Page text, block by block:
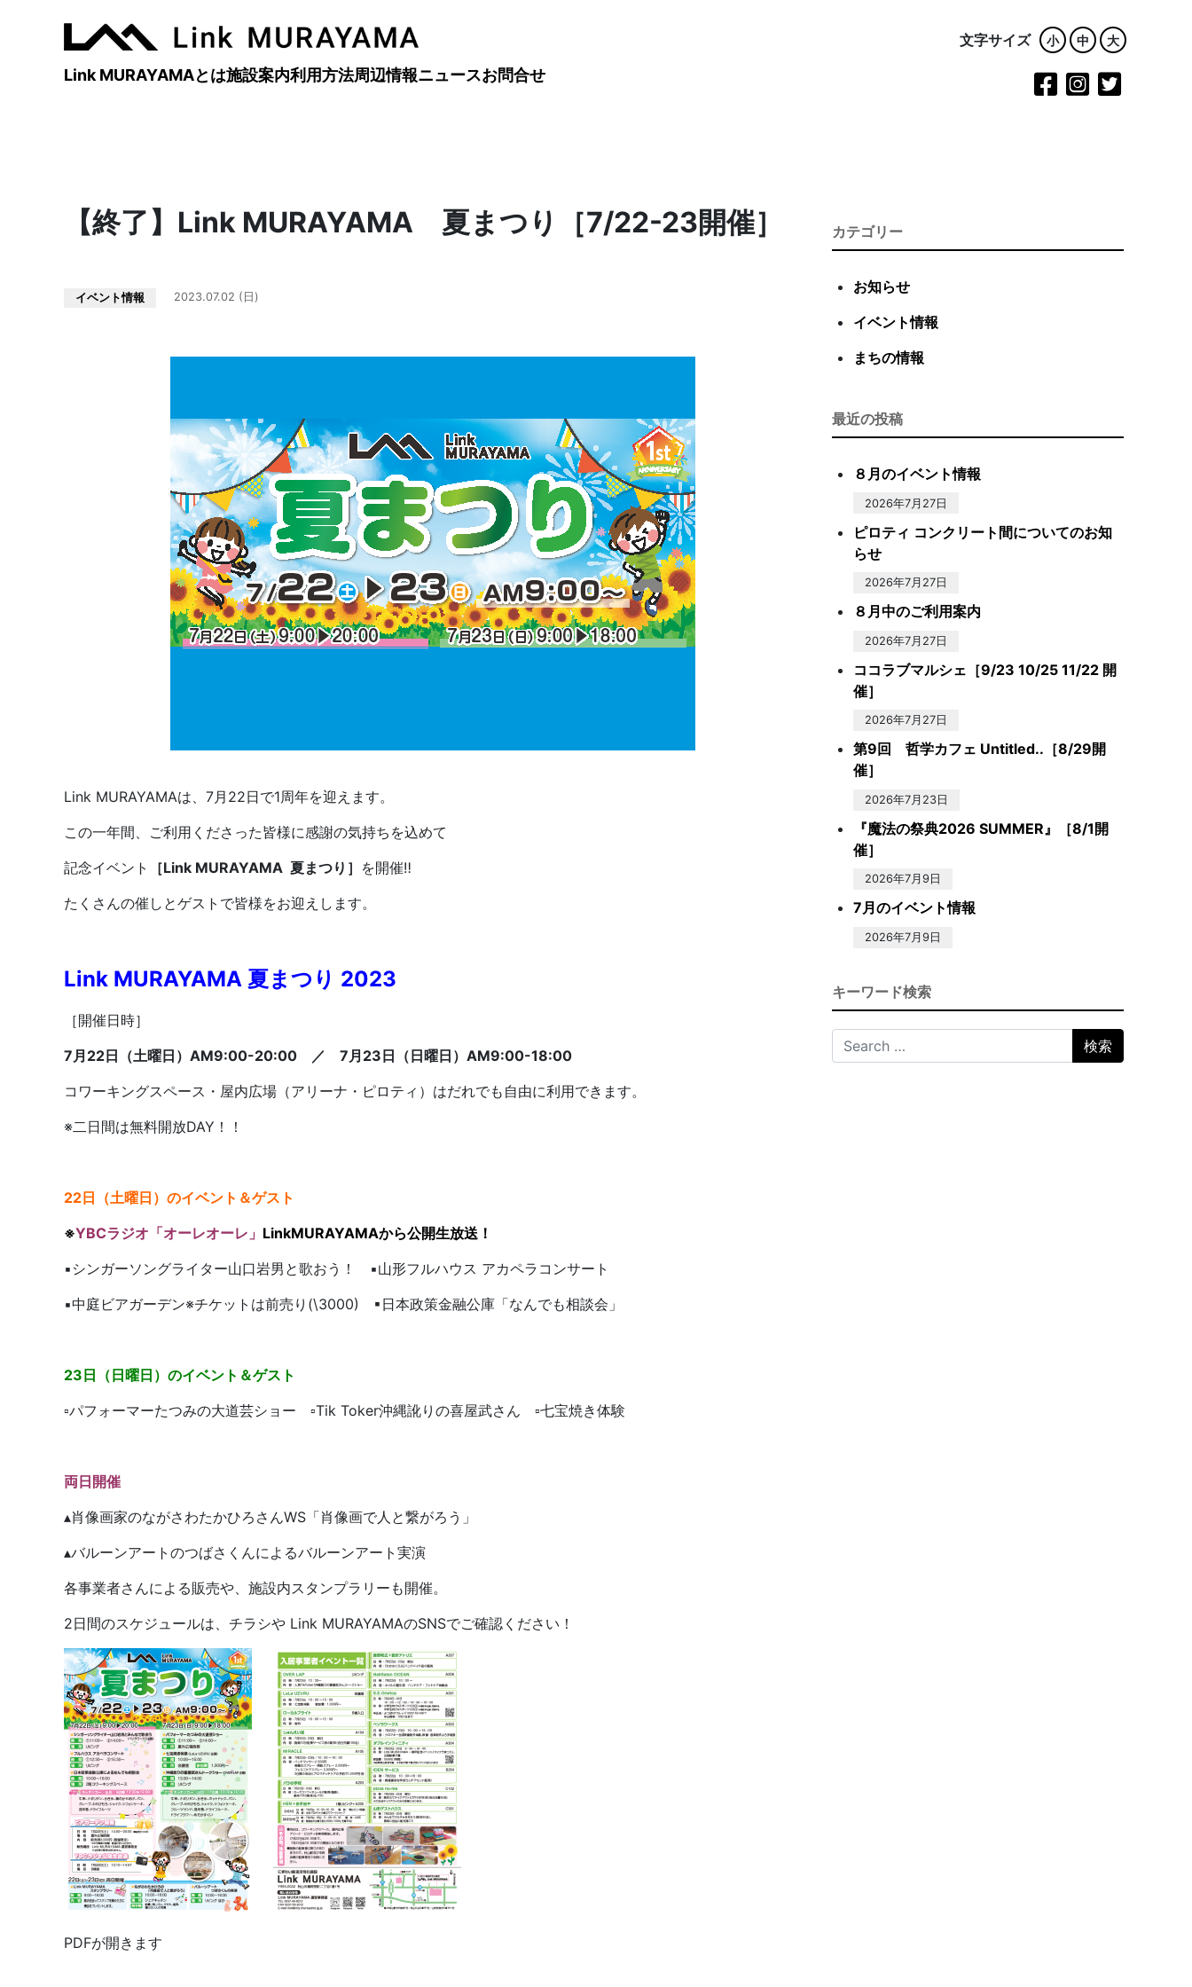
Main Navigation
Link MURAYAMAとは施設案内利用方法周辺情報ニュースお問合せ
文字サイズ 小 中 大
【終了】Link MURAYAMA 夏まつり［7/22-23開催］
イベント情報 2023.07.02 (日)
Link MURAYAMAは、7月22日で1周年を迎えます。
この一年間、ご利用くださった皆様に感謝の気持ちを込めて
記念イベント
［Link MURAYAMA 夏まつり］ を開催‼
たくさんの催しとゲストで皆様をお迎えします。
Link MURAYAMA 夏まつり 2023
［開催日時］
7月22日（土曜日）AM9:00-20:00 ／ 7月23日（日曜日）AM9:00-18:00
コワーキングスペース・屋内広場（アリーナ・ピロティ）はだれでも自由に利用できます。
※二日間は無料開放DAY！！
22日（土曜日）のイベント＆ゲスト
※YBCラジオ「オーレオーレ 」 LinkMURAYAMAから公開生放送！
▪シンガーソングライター山口岩男と歌おう！ ▪山形フルハウス アカペラコンサート
▪中庭ビアガーデン※チケットは前売り(\3000) ▪日本政策金融公庫「なんでも相談会」
23日（日曜日）のイベント＆ゲスト
▫パフォーマーたつみの大道芸ショー ▫Tik Toker沖縄訛りの喜屋武さん ▫七宝焼き体験
両日開催
▴肖像画家のながさわたかひろさんWS「肖像画で人と繋がろう」
▴バルーンアートのつばさくんによるバルーンアート実演
各事業者さんによる販売や、施設内スタンプラリーも開催。
2日間のスケジュールは、チラシや Link MURAYAMAのSNSでご確認ください！
PDFが開きます
カテゴリー
お知らせ
イベント情報
まちの情報
最近の投稿
８月のイベント情報
2026年7月27日
ピロティ コンクリート間についてのお知
らせ
2026年7月27日
８月中のご利用案内
2026年7月27日
ココラブマルシェ［9/23 10/25 11/22 開
催］
2026年7月27日
第9回 哲学カフェ Untitled..［8/29開
催］
2026年7月23日
『魔法の祭典2026 SUMMER』［8/1開
催］
2026年7月9日
7月のイベント情報
2026年7月9日
キーワード検索
Search for: